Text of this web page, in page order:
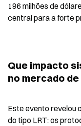
196 milhões de
central para a forte
Que impacto
no mercado
Este evento revelou
do tipo LRT: os